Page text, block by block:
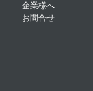
企業様へ
お問合せ